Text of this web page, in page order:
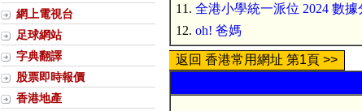
網上電視台
足球網站
字典翻譯
股票即時報價
香港地產
11. 全港小學統一派位 2024 數據
12. oh! 爸媽
返回 香港常用網址 第1頁 >>